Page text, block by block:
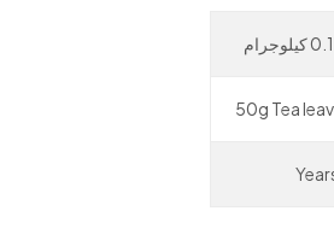
50g Tea